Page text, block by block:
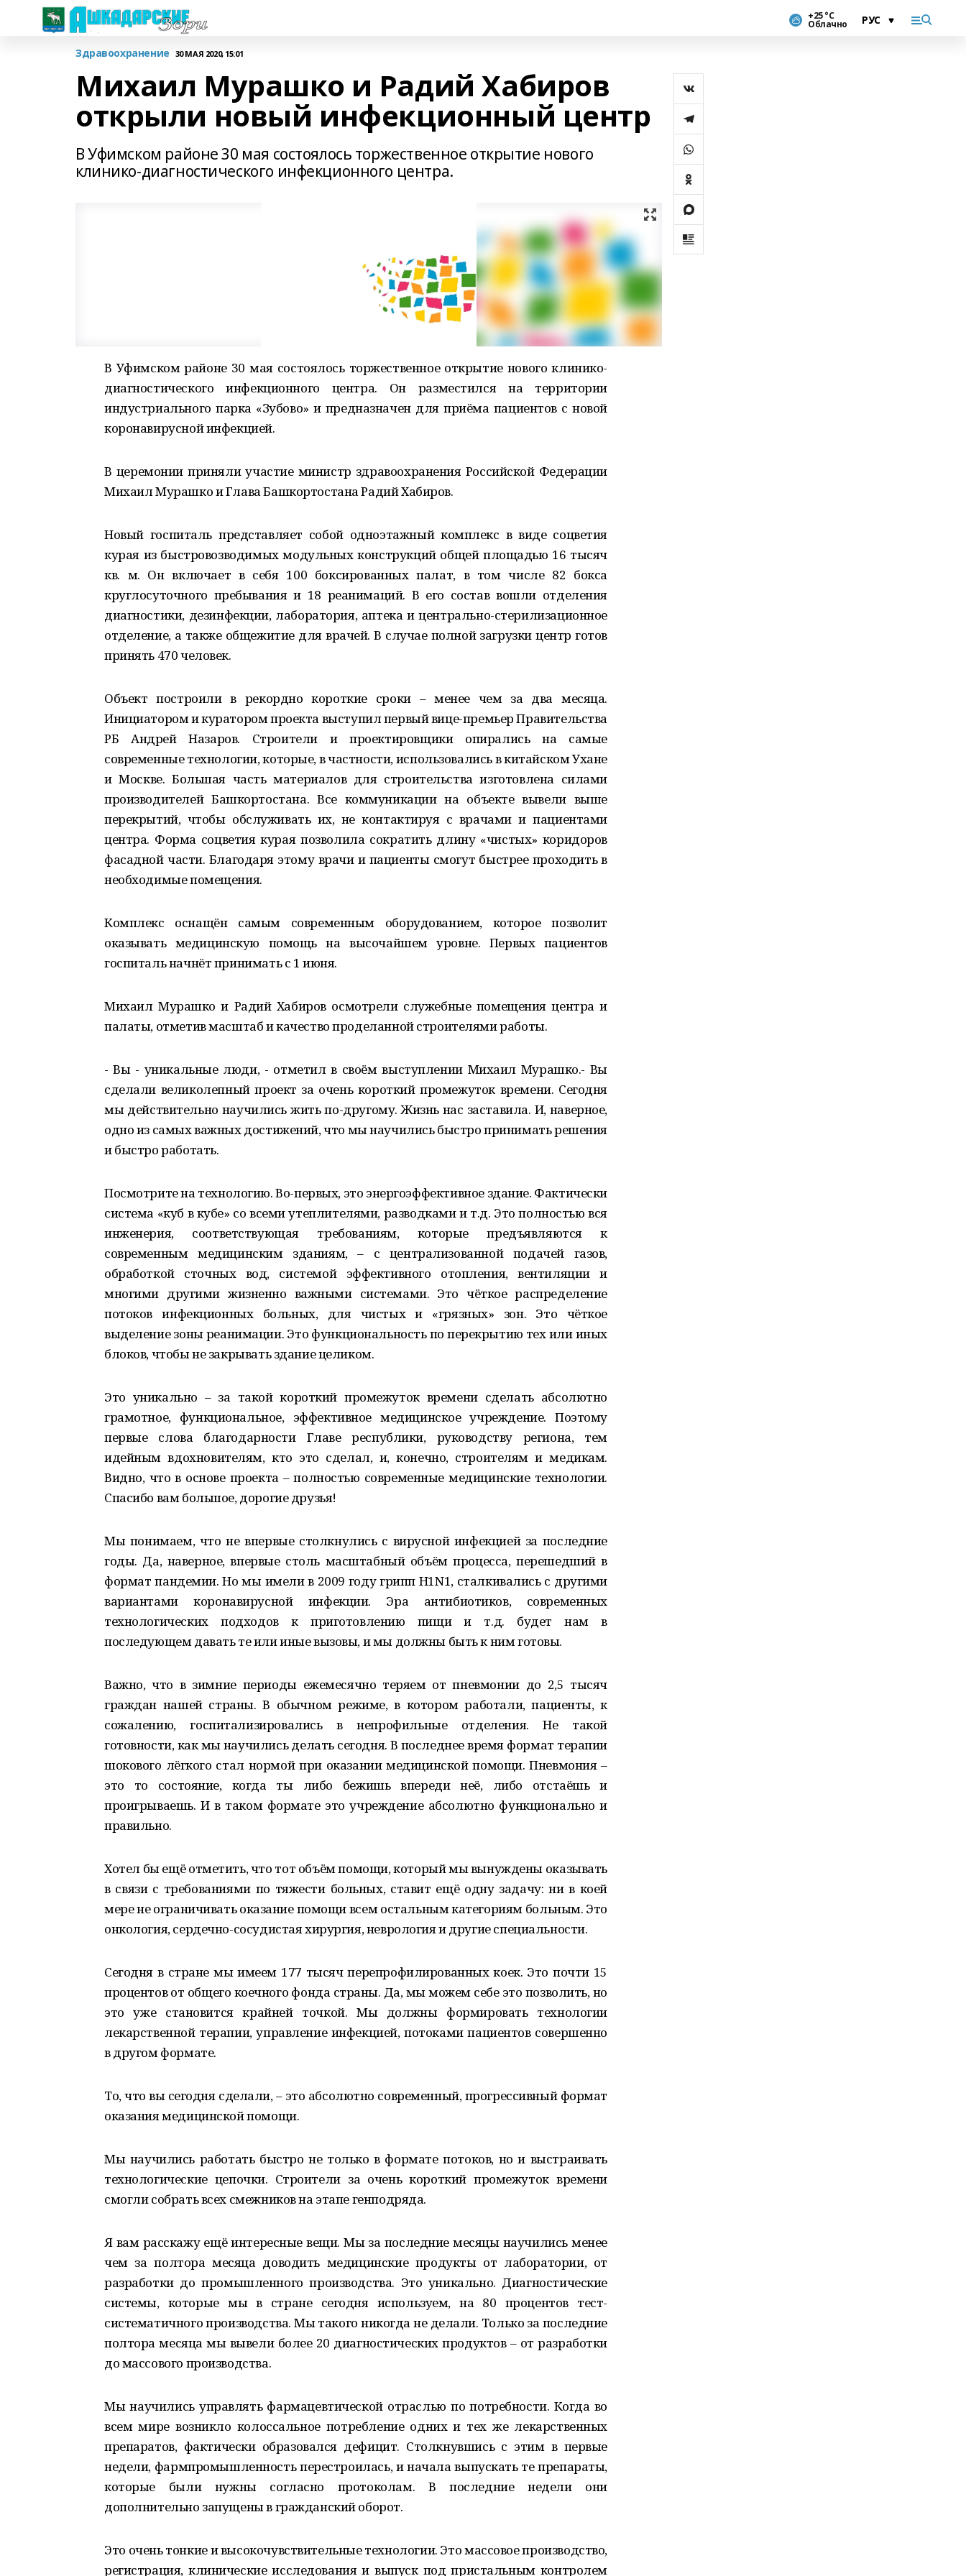
+25 °С
Облачно
Здравоохранение 30 МАЯ 2020, 15:01
Михаил Мурашко и Радий Хабиров
открыли новый инфекционный центр
В Уфимском районе 30 мая состоялось торжественное открытие нового
клинико-диагностического инфекционного центра.
В Уфимском районе 30 мая состоялось торжественное открытие нового клинико-
диагностического инфекционного центра. Он разместился на территории
индустриального парка «Зубово» и предназначен для приёма пациентов с новой
коронавирусной инфекцией.
В церемонии приняли участие министр здравоохранения Российской Федерации
Михаил Мурашко и Глава Башкортостана Радий Хабиров.
Новый госпиталь представляет собой одноэтажный комплекс в виде соцветия
курая из быстровозводимых модульных конструкций общей площадью 16 тысяч
кв. м. Он включает в себя 100 боксированных палат, в том числе 82 бокса
круглосуточного пребывания и 18 реанимаций. В его состав вошли отделения
диагностики, дезинфекции, лаборатория, аптека и центрально-стерилизационное
отделение, а также общежитие для врачей. В случае полной загрузки центр готов
принять 470 человек.
Объект построили в рекордно короткие сроки – менее чем за два месяца.
Инициатором и куратором проекта выступил первый вице-премьер Правительства
РБ Андрей Назаров. Строители и проектировщики опирались на самые
современные технологии, которые, в частности, использовались в китайском Ухане
и Москве. Большая часть материалов для строительства изготовлена силами
производителей Башкортостана. Все коммуникации на объекте вывели выше
перекрытий, чтобы обслуживать их, не контактируя с врачами и пациентами
центра. Форма соцветия курая позволила сократить длину «чистых» коридоров
фасадной части. Благодаря этому врачи и пациенты смогут быстрее проходить в
необходимые помещения.
Комплекс оснащён самым современным оборудованием, которое позволит
оказывать медицинскую помощь на высочайшем уровне. Первых пациентов
госпиталь начнёт принимать с 1 июня.
Михаил Мурашко и Радий Хабиров осмотрели служебные помещения центра и
палаты, отметив масштаб и качество проделанной строителями работы.
- Вы - уникальные люди, - отметил в своём выступлении Михаил Мурашко.- Вы
сделали великолепный проект за очень короткий промежуток времени. Сегодня
мы действительно научились жить по-другому. Жизнь нас заставила. И, наверное,
одно из самых важных достижений, что мы научились быстро принимать решения
и быстро работать.
Посмотрите на технологию. Во-первых, это энергоэффективное здание. Фактически
система «куб в кубе» со всеми утеплителями, разводками и т.д. Это полностью вся
инженерия, соответствующая требованиям, которые предъявляются к
современным медицинским зданиям, – с централизованной подачей газов,
обработкой сточных вод, системой эффективного отопления, вентиляции и
многими другими жизненно важными системами. Это чёткое распределение
потоков инфекционных больных, для чистых и «грязных» зон. Это чёткое
выделение зоны реанимации. Это функциональность по перекрытию тех или иных
блоков, чтобы не закрывать здание целиком.
Это уникально – за такой короткий промежуток времени сделать абсолютно
грамотное, функциональное, эффективное медицинское учреждение. Поэтому
первые слова благодарности Главе республики, руководству региона, тем
идейным вдохновителям, кто это сделал, и, конечно, строителям и медикам.
Видно, что в основе проекта – полностью современные медицинские технологии.
Спасибо вам большое, дорогие друзья!
Мы понимаем, что не впервые столкнулись с вирусной инфекцией за последние
годы. Да, наверное, впервые столь масштабный объём процесса, перешедший в
формат пандемии. Но мы имели в 2009 году грипп H1N1, сталкивались с другими
вариантами коронавирусной инфекции. Эра антибиотиков, современных
технологических подходов к приготовлению пищи и т.д. будет нам в
последующем давать те или иные вызовы, и мы должны быть к ним готовы.
Важно, что в зимние периоды ежемесячно теряем от пневмонии до 2,5 тысяч
граждан нашей страны. В обычном режиме, в котором работали, пациенты, к
сожалению, госпитализировались в непрофильные отделения. Не такой
готовности, как мы научились делать сегодня. В последнее время формат терапии
шокового лёгкого стал нормой при оказании медицинской помощи. Пневмония –
это то состояние, когда ты либо бежишь впереди неё, либо отстаёшь и
проигрываешь. И в таком формате это учреждение абсолютно функционально и
правильно.
Хотел бы ещё отметить, что тот объём помощи, который мы вынуждены оказывать
в связи с требованиями по тяжести больных, ставит ещё одну задачу: ни в коей
мере не ограничивать оказание помощи всем остальным категориям больным. Это
онкология, сердечно-сосудистая хирургия, неврология и другие специальности.
Сегодня в стране мы имеем 177 тысяч перепрофилированных коек. Это почти 15
процентов от общего коечного фонда страны. Да, мы можем себе это позволить, но
это уже становится крайней точкой. Мы должны формировать технологии
лекарственной терапии, управление инфекцией, потоками пациентов совершенно
в другом формате.
То, что вы сегодня сделали, – это абсолютно современный, прогрессивный формат
оказания медицинской помощи.
Мы научились работать быстро не только в формате потоков, но и выстраивать
технологические цепочки. Строители за очень короткий промежуток времени
смогли собрать всех смежников на этапе генподряда.
Я вам расскажу ещё интересные вещи. Мы за последние месяцы научились менее
чем за полтора месяца доводить медицинские продукты от лаборатории, от
разработки до промышленного производства. Это уникально. Диагностические
системы, которые мы в стране сегодня используем, на 80 процентов тест-
систематичного производства. Мы такого никогда не делали. Только за последние
полтора месяца мы вывели более 20 диагностических продуктов – от разработки
до массового производства.
Мы научились управлять фармацевтической отраслью по потребности. Когда во
всем мире возникло колоссальное потребление одних и тех же лекарственных
препаратов, фактически образовался дефицит. Столкнувшись с этим в первые
недели, фармпромышленность перестроилась, и начала выпускать те препараты,
которые были нужны согласно протоколам. В последние недели они
дополнительно запущены в гражданский оборот.
Это очень тонкие и высокочувствительные технологии. Это массовое производство,
регистрация, клинические исследования и выпуск под пристальным контролем